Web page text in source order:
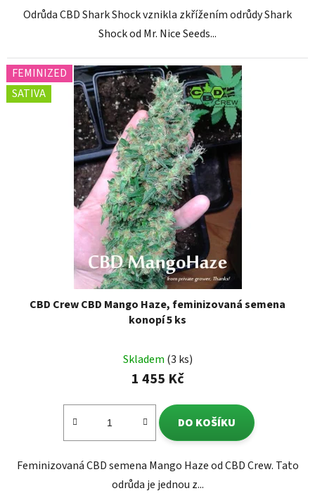
Odrůda CBD Shark Shock vznikla zkřížením odrůdy Shark
Shock od Mr. Nice Seeds...
FEMINIZED
SATIVA
CBD Crew CBD Mango Haze, feminizovaná semena
konopí 5 ks
Skladem (3 ks)
1 455 Kč
DO KOŠÍKU
Feminizovaná CBD semena Mango Haze od CBD Crew. Tato
odrůda je jednou z...